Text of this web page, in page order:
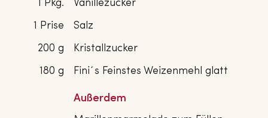
1 Pkg.
Vanillezucker
1 Prise
Salz
200 g
Kristallzucker
180 g
Fini´s Feinstes Weizenmehl glatt
Außerdem